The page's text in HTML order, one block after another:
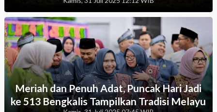
Meriah dan Penuh Adat, Puncak Hari Jadi
ke 513 Bengkalis Tampilkan Tradisi Melayu